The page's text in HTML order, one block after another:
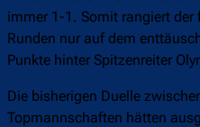
immer 1-1. Somit rangiert
Runden nur auf dem
Punkte hinter Spitzenreiter
Die bisherigen Duelle
Topmannschaften hätten